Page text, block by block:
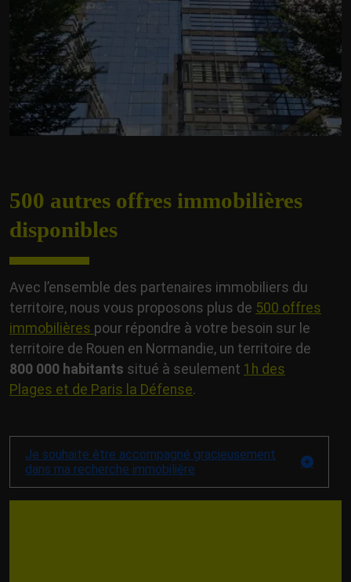
500 autres offres immobilières
disponibles
Avec l’ensemble des partenaires immobiliers du
territoire, nous vous proposons plus de 500 offres
immobilières pour répondre à votre besoin sur le
territoire de Rouen en Normandie, un territoire de
800 000 habitants situé à seulement 1 h des
Plages et de Paris la Défense.
Je souhaite être accompagné gracieusement
dans ma recherche immobilière